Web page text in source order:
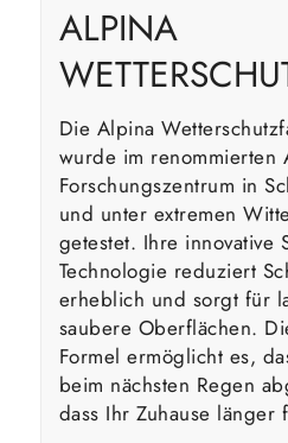
ALPINA
Die Alpina
wurde im renommierten
Forschungszentrum in
und unter extremen
getestet. Ihre innovative
Technologie reduziert
erheblich und sorgt für
saubere Oberflächen.
Formel ermöglicht es,
beim nächsten Regen
dass Ihr Zuhause länger